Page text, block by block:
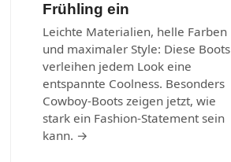
Frühling ein
Leichte Materialien, helle Farben
und maximaler Style: Diese Boots
verleihen jedem Look eine
entspannte Coolness. Besonders
Cowboy-Boots zeigen jetzt, wie
stark ein Fashion-Statement sein
kann. →